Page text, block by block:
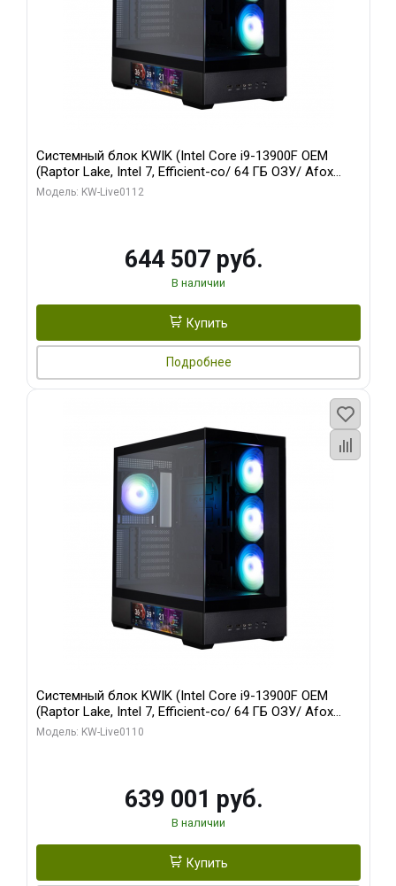
Системный блок KWIK (Intel Core i9-13900F OEM
(Raptor Lake, Intel 7, Efficient-co/ 64 ГБ ОЗУ/ Afox
RTX4090 24GB GDDR6X 384-Bit 3xDP HDMI ATX Turbo/
Модель: KW-Live0112
644 507 руб.
В наличии
Купить
Подробнее
Системный блок KWIK (Intel Core i9-13900F OEM
(Raptor Lake, Intel 7, Efficient-co/ 64 ГБ ОЗУ/ Afox
RTX4090 24GB GDDR6X 384-Bit 3xDP HDMI ATX Turbo/
Модель: KW-Live0110
639 001 руб.
В наличии
Купить